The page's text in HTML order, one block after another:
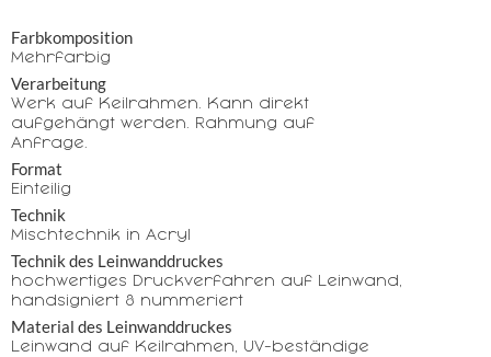
Farbkomposition
Mehrfarbig
Verarbeitung
Werk auf Keilrahmen. Kann direkt
aufgehängt werden. Rahmung auf
Anfrage.
Format
Einteilig
Technik
Mischtechnik in Acryl
Technik des Leinwanddruckes
hochwertiges Druckverfahren auf Leinwand,
handsigniert & nummeriert
Material des Leinwanddruckes
Leinwand auf Keilrahmen, UV-beständige